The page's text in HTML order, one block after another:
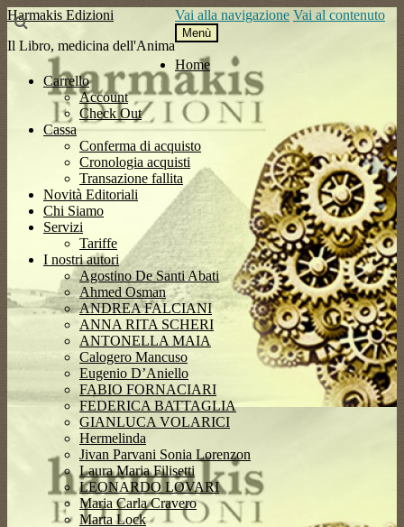
Vai alla navigazione Vai al contenuto
Harmakis Edizioni
Il Libro, medicina dell'Anima
Menù
Home
Carrello
Account
Check Out
Cassa
Conferma di acquisto
Cronologia acquisti
Transazione fallita
Novità Editoriali
Chi Siamo
Servizi
Tariffe
I nostri autori
Agostino De Santi Abati
Ahmed Osman
ANDREA FALCIANI
ANNA RITA SCHERI
ANTONELLA MAIA
Calogero Mancuso
Eugenio D’Aniello
FABIO FORNACIARI
FEDERICA BATTAGLIA
GIANLUCA VOLARICI
Hermelinda
Jivan Parvani Sonia Lorenzon
Laura Maria Filisetti
LEONARDO LOVARI
Maria Carla Cravero
Marta Lock